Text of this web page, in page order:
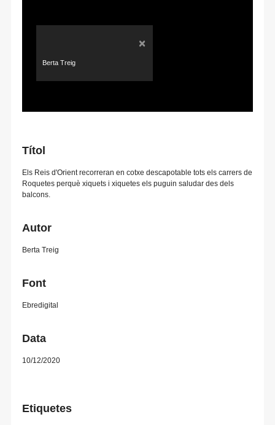
×
Berta Treig
Títol
Els Reis d'Orient recorreran en cotxe descapotable tots els carrers de
Roquetes perquè xiquets i xiquetes els puguin saludar des dels
balcons.
Autor
Berta Treig
Font
Ebredigital
Data
10/12/2020
Etiquetes